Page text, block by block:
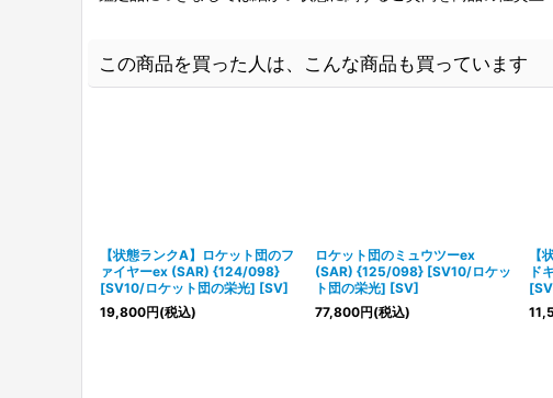
この商品を買った人は、こんな商品も買っています
【状態ランクA】ロケット団のフ
ァイヤーex (SAR) {124/098}
[SV10/ロケット団の栄光] [SV]
19,800円(税込)
ロケット団のミュウツーex
(SAR) {125/098} [SV10/ロケッ
ト団の栄光] [SV]
77,800円(税込)
【
ド